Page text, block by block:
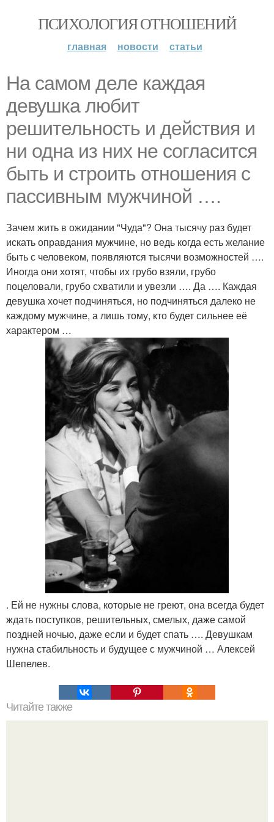
ПСИХОЛОГИЯ ОТНОШЕНИЙ
главная новости статьи
На самом деле каждая
девушка любит
решительность и действия и
ни одна из них не согласится
быть и строить отношения с
пассивным мужчиной ….
Зачем жить в ожидании "Чуда"? Она тысячу раз будет
искать оправдания мужчине, но ведь когда есть желание
быть с человеком, появляются тысячи возможностей ….
Иногда они хотят, чтобы их грубо взяли, грубо
поцеловали, грубо схватили и увезли …. Да …. Каждая
девушка хочет подчиняться, но подчиняться далеко не
каждому мужчине, а лишь тому, кто будет сильнее её
характером …
. Ей не нужны слова, которые не греют, она всегда будет
ждать поступков, решительных, смелых, даже самой
поздней ночью, даже если и будет спать …. Девушкам
нужна стабильность и будущее с мужчиной … Алексей
Шепелев.
Читайте также